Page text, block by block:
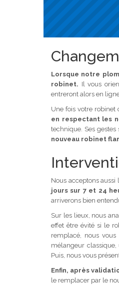
Lorsque notre
robinet. Il vous
entreront alors en
Une fois votre
en respectant les
technique. Ses
nouveau robinet
Nous acceptons
jours sur 7 et 24
arriverons bien
Sur les lieux, nous
effet être évité si le
remplacé, nous
mélangeur
Puis, nous vous
Enfin, après
le remplacer par le